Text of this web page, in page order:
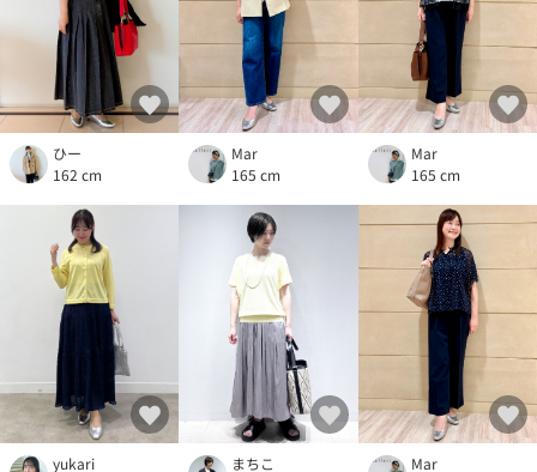
ひー
162 cm
Mar
165 cm
Mar
165 cm
yukari
まちこ
Mar